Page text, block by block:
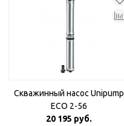
Скважинный насос Unipump
ECO 2-56
20 195 руб.